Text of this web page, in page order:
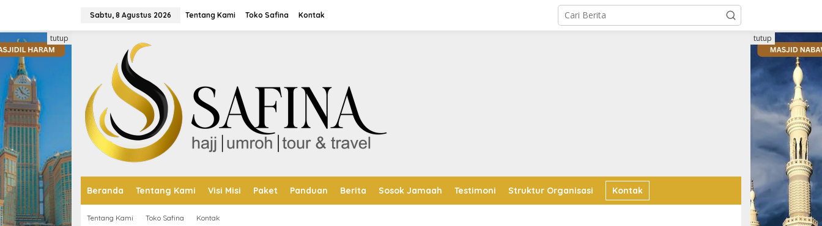
Sabtu, 8 Agustus 2026 Tentang Kami Toko Safina Kontak
Beranda Tentang Kami Visi Misi Paket Panduan Berita Sosok Jamaah Testimoni Struktur Organisasi Kontak
Tentang Kami Toko Safina Kontak
tutup tutup